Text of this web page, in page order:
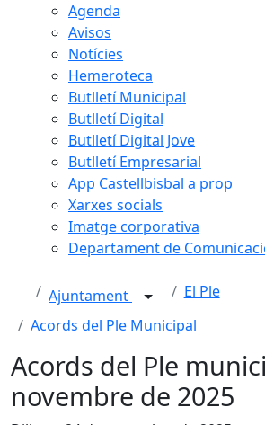
Agenda
Avisos
Notícies
Hemeroteca
Butlletí Municipal
Butlletí Digital
Butlletí Digital Jove
Butlletí Empresarial
App Castellbisbal a prop
Xarxes socials
Imatge corporativa
Departament de
Ajuntament
El Ple
Acords del Ple Municipal
Acords del Ple
novembre de 2025